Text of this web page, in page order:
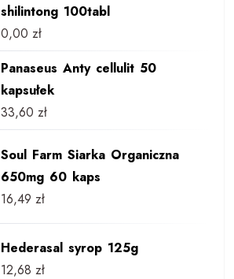
shilintong 100tabl
0,00 zł
Panaseus Anty cellulit 50
kapsułek
33,60 zł
Soul Farm Siarka Organiczna
650mg 60 kaps
16,49 zł
Hederasal syrop 125g
12,68 zł